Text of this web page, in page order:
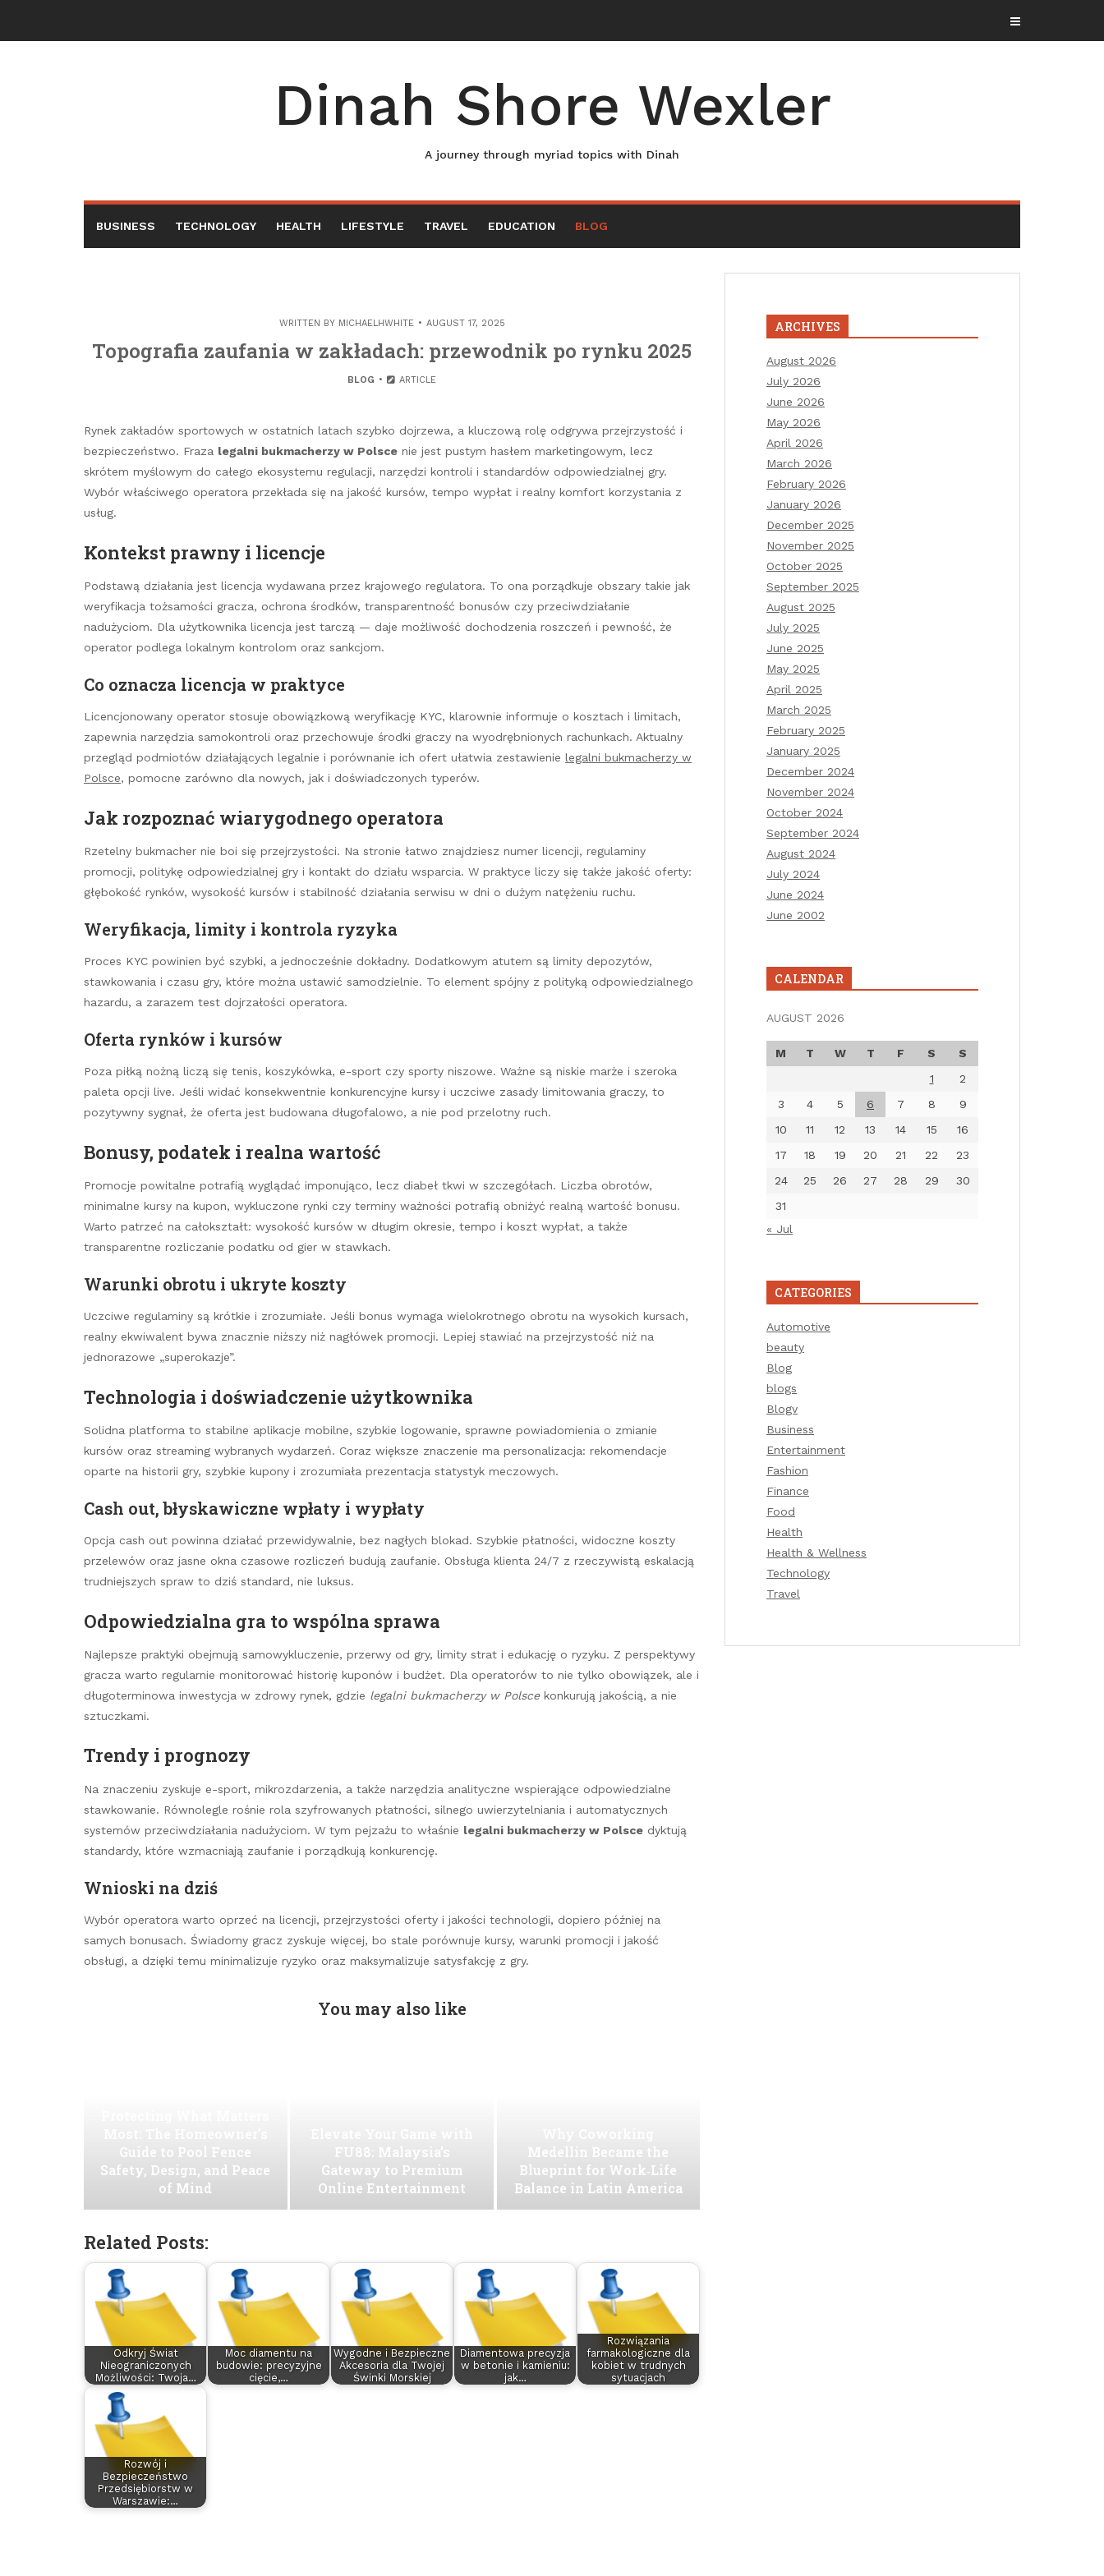
content
Dinah Shore Wexler
A journey through myriad topics with Dinah
BUSINESS TECHNOLOGY HEALTH LIFESTYLE TRAVEL EDUCATION BLOG
WRITTEN BY MICHAELHWHITE AUGUST 17, 2025
Topografia zaufania w zakładach: przewodnik po rynku 2025
BLOG ARTICLE
Rynek zakładów sportowych w ostatnich latach szybko dojrzewa, a kluczową rolę odgrywa przejrzystość i
bezpieczeństwo. Fraza legalni bukmacherzy w Polsce nie jest pustym hasłem marketingowym, lecz
skrótem myślowym do całego ekosystemu regulacji, narzędzi kontroli i standardów odpowiedzialnej gry.
Wybór właściwego operatora przekłada się na jakość kursów, tempo wypłat i realny komfort korzystania z
usług.
Kontekst prawny i licencje
Podstawą działania jest licencja wydawana przez krajowego regulatora. To ona porządkuje obszary takie jak
weryfikacja tożsamości gracza, ochrona środków, transparentność bonusów czy przeciwdziałanie
nadużyciom. Dla użytkownika licencja jest tarczą — daje możliwość dochodzenia roszczeń i pewność, że
operator podlega lokalnym kontrolom oraz sankcjom.
Co oznacza licencja w praktyce
Licencjonowany operator stosuje obowiązkową weryfikację KYC, klarownie informuje o kosztach i limitach,
zapewnia narzędzia samokontroli oraz przechowuje środki graczy na wyodrębnionych rachunkach. Aktualny
przegląd podmiotów działających legalnie i porównanie ich ofert ułatwia zestawienie legalni bukmacherzy w
Polsce, pomocne zarówno dla nowych, jak i doświadczonych typerów.
Jak rozpoznać wiarygodnego operatora
Rzetelny bukmacher nie boi się przejrzystości. Na stronie łatwo znajdziesz numer licencji, regulaminy
promocji, politykę odpowiedzialnej gry i kontakt do działu wsparcia. W praktyce liczy się także jakość oferty:
głębokość rynków, wysokość kursów i stabilność działania serwisu w dni o dużym natężeniu ruchu.
Weryfikacja, limity i kontrola ryzyka
Proces KYC powinien być szybki, a jednocześnie dokładny. Dodatkowym atutem są limity depozytów,
stawkowania i czasu gry, które można ustawić samodzielnie. To element spójny z polityką odpowiedzialnego
hazardu, a zarazem test dojrzałości operatora.
Oferta rynków i kursów
Poza piłką nożną liczą się tenis, koszykówka, e-sport czy sporty niszowe. Ważne są niskie marże i szeroka
paleta opcji live. Jeśli widać konsekwentnie konkurencyjne kursy i uczciwe zasady limitowania graczy, to
pozytywny sygnał, że oferta jest budowana długofalowo, a nie pod przelotny ruch.
Bonusy, podatek i realna wartość
Promocje powitalne potrafią wyglądać imponująco, lecz diabeł tkwi w szczegółach. Liczba obrotów,
minimalne kursy na kupon, wykluczone rynki czy terminy ważności potrafią obniżyć realną wartość bonusu.
Warto patrzeć na całokształt: wysokość kursów w długim okresie, tempo i koszt wypłat, a także
transparentne rozliczanie podatku od gier w stawkach.
Warunki obrotu i ukryte koszty
Uczciwe regulaminy są krótkie i zrozumiałe. Jeśli bonus wymaga wielokrotnego obrotu na wysokich kursach,
realny ekwiwalent bywa znacznie niższy niż nagłówek promocji. Lepiej stawiać na przejrzystość niż na
jednorazowe „superokazje”.
Technologia i doświadczenie użytkownika
Solidna platforma to stabilne aplikacje mobilne, szybkie logowanie, sprawne powiadomienia o zmianie
kursów oraz streaming wybranych wydarzeń. Coraz większe znaczenie ma personalizacja: rekomendacje
oparte na historii gry, szybkie kupony i zrozumiała prezentacja statystyk meczowych.
Cash out, błyskawiczne wpłaty i wypłaty
Opcja cash out powinna działać przewidywalnie, bez nagłych blokad. Szybkie płatności, widoczne koszty
przelewów oraz jasne okna czasowe rozliczeń budują zaufanie. Obsługa klienta 24/7 z rzeczywistą eskalacją
trudniejszych spraw to dziś standard, nie luksus.
Odpowiedzialna gra to wspólna sprawa
Najlepsze praktyki obejmują samowykluczenie, przerwy od gry, limity strat i edukację o ryzyku. Z perspektywy
gracza warto regularnie monitorować historię kuponów i budżet. Dla operatorów to nie tylko obowiązek, ale i
długoterminowa inwestycja w zdrowy rynek, gdzie legalni bukmacherzy w Polscekonkurują jakością, a nie
sztuczkami.
Trendy i prognozy
Na znaczeniu zyskuje e-sport, mikrozdarzenia, a także narzędzia analityczne wspierające odpowiedzialne
stawkowanie. Równolegle rośnie rola szyfrowanych płatności, silnego uwierzytelniania i automatycznych
systemów przeciwdziałania nadużyciom. W tym pejzażu to właśnie legalni bukmacherzy w Polsce dyktują
standardy, które wzmacniają zaufanie i porządkują konkurencję.
Wnioski na dziś
Wybór operatora warto oprzeć na licencji, przejrzystości oferty i jakości technologii, dopiero później na
samych bonusach. Świadomy gracz zyskuje więcej, bo stale porównuje kursy, warunki promocji i jakość
obsługi, a dzięki temu minimalizuje ryzyko oraz maksymalizuje satysfakcję z gry.
You may also like
Guide to Pool Fence
Safety, Design, and Peace
of Mind
FU88: Malaysia’s
Gateway to Premium
Online Entertainment
Medellin Became the
Blueprint for Work‑Life
Balance in Latin America
Related Posts:
Odkryj Świat
Nieograniczonych
Możliwości: Twoja…
Moc diamentu na
budowie: precyzyjne
cięcie,…
Wygodne i Bezpieczne
Akcesoria dla Twojej
Świnki Morskiej
Diamentowa precyzja
w betonie i kamieniu:
jak…
Rozwiązania
farmakologiczne dla
kobiet w trudnych
sytuacjach
Rozwój i
Bezpieczeństwo
Przedsiębiorstw w
Warszawie:…
ARCHIVES
August 2026
July 2026
June 2026
May 2026
April 2026
March 2026
February 2026
January 2026
December 2025
November 2025
October 2025
September 2025
August 2025
July 2025
June 2025
May 2025
April 2025
March 2025
February 2025
January 2025
December 2024
November 2024
October 2024
September 2024
August 2024
July 2024
June 2024
June 2002
CALENDAR
AUGUST 2026
M T W T F S
S
1
2
3
4 5 6 7 8
9
10
11 12 13 14 15
16
17
18 19 20 21 22
23
24
25 26 27 28 29
30
31
« Jul
CATEGORIES
Automotive
beauty
Blog
blogs
Blogv
Business
Entertainment
Fashion
Finance
Food
Health
Health & Wellness
Technology
Travel